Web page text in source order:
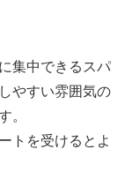
集中できるスパ
やすい雰囲気の
。
トを受けるとよ